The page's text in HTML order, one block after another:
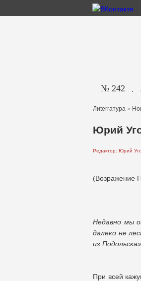
№ 242 .
Лиterraтура »
Юрий
Редактор: Юрий
(Возражение
Недавно мы
далеко не
из
При всей